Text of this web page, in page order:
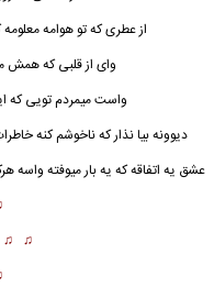
از عطری که تو هوامه
وای از قلبی که همش
واست میمردم تویی که
دیوونه بیا نذار که ناخوشم کنه
عشق یه اتفاقه که یه بار میوفته
♫ ♫